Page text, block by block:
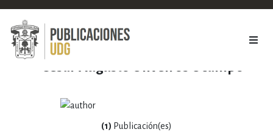
Cesar Augusto Oliveiros Ocampo
(1) Publicación(es)